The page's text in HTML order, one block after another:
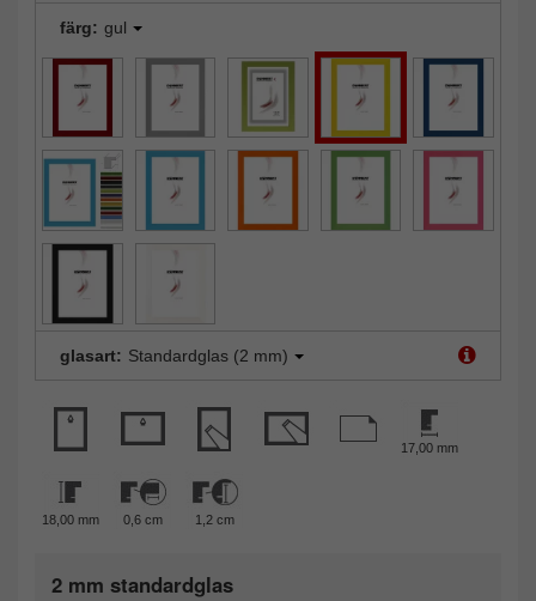
färg: gul
glasart: Standardglas (2 mm)
17,00 mm
18,00 mm 0,6 cm 1,2 cm
2 mm standardglas